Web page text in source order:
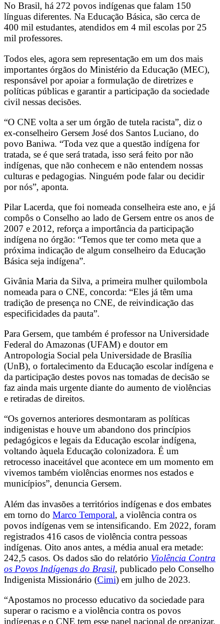
No Brasil, há 272 povos indígenas que falam 150
línguas diferentes. Na Educação Básica, são cerca de
400 mil estudantes, atendidos em 4 mil escolas por 25
mil professores.
Todos eles, agora sem representação em um dos mais
importantes órgãos do Ministério da Educação (MEC),
responsável por apoiar a formulação de diretrizes e
políticas públicas e garantir a participação da sociedade
civil nessas decisões.
“O CNE volta a ser um órgão de tutela racista”, diz o
ex-conselheiro Gersem José dos Santos Luciano, do
povo Baniwa. “Toda vez que a questão indígena for
tratada, se é que será tratada, isso será feito por não
indígenas, que não conhecem e não entendem nossas
culturas e pedagogias. Ninguém pode falar ou decidir
por nós”, aponta.
Pilar Lacerda, que foi nomeada conselheira este ano, e já
compôs o Conselho ao lado de Gersem entre os anos de
2007 e 2012, reforça a importância da participação
indígena no órgão: “Temos que ter como meta que a
próxima indicação de algum conselheiro da Educação
Básica seja indígena”.
Givânia Maria da Silva, a primeira mulher quilombola
nomeada para o CNE, concorda: “Eles já têm uma
tradição de presença no CNE, de reivindicação das
especificidades da pauta”.
Para Gersem, que também é professor na Universidade
Federal do Amazonas (UFAM) e doutor em
Antropologia Social pela Universidade de Brasília
(UnB), o fortalecimento da Educação escolar indígena e
da participação destes povos nas tomadas de decisão se
faz ainda mais urgente diante do aumento de violências
e retiradas de direitos.
“Os governos anteriores desmontaram as políticas
indigenistas e houve um abandono dos princípios
pedagógicos e legais da Educação escolar indígena,
voltando àquela Educação colonizadora. É um
retrocesso inaceitável que acontece em um momento em
vivemos também violências enormes nos estados e
municípios”, denuncia Gersem.
Além das invasões a territórios indígenas e dos embates
em torno do Marco Temporal, a violência contra os
povos indígenas vem se intensificando. Em 2022, foram
registrados 416 casos de violência contra pessoas
indígenas. Oito anos antes, a média anual era metade:
242,5 casos. Os dados são do relatório Violência Contra
os Povos Indígenas do Brasil, publicado pelo Conselho
Indigenista Missionário (Cimi) em julho de 2023.
“Apostamos no processo educativo da sociedade para
superar o racismo e a violência contra os povos
indígenas e o CNE tem esse papel nacional de organizar,